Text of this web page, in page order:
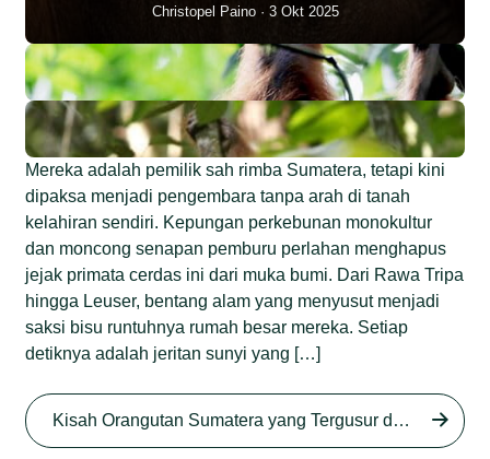
Christopel Paino 3 Okt 2025
Sumatera di Rawa Tripa
Junaidi Hanafiah 27 Agu 2025
Begini Modus Perburuan
Mereka adalah pemilik sah rimba Sumatera, tetapi kini
dipaksa menjadi pengembara tanpa arah di tanah
kelahiran sendiri. Kepungan perkebunan monokultur
dan moncong senapan pemburu perlahan menghapus
jejak primata cerdas ini dari muka bumi. Dari Rawa Tripa
hingga Leuser, bentang alam yang menyusut menjadi
saksi bisu runtuhnya rumah besar mereka. Setiap
detiknya adalah jeritan sunyi yang […]
Kisah Orangutan Sumatera yang Tergusur dari Rumah Sendiri series